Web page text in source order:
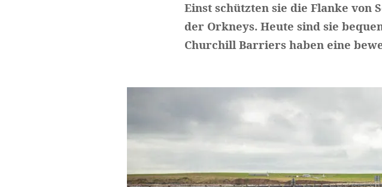
Einst schützten sie die Flanke von
der Orkneys. Heute sind sie
Churchill Barriers haben eine